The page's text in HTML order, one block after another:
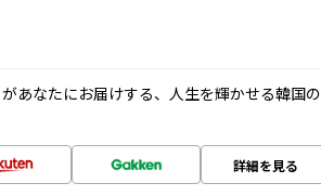
あなたにお届けする、人生を輝かせる韓国の
詳細を見る